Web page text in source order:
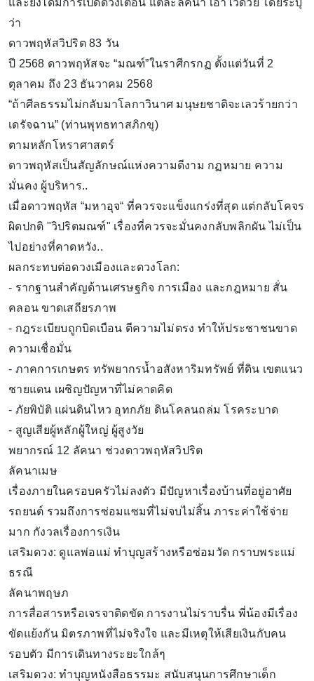
ว่า
ดาวพฤหัสวิปริต 83 วัน
ปี 2568 ดาวพฤหัสจะ “มณฑ์”ในราศีกรกฏ ตั้งแต่วันที่ 2
ตุลาคม ถึง 23 ธันวาคม 2568
“ถ้าศีลธรรมไม่กลับมาโลกาวินาศ มนุษยชาติจะเลวร้ายกว่า
เดรัจฉาน” (ท่านพุทธทาสภิกขุ)
ตามหลักโหราศาสตร์
ดาวพฤหัสเป็นสัญลักษณ์แห่งความดีงาม กฏหมาย ความ
มั่นคง ผู้บริหาร..
เมื่อดาวพฤหัส “มหาอุจ“ ที่ควรจะแข็งแกร่งที่สุด แต่กลับโคจร
ผิดปกติ "วิปริตมณฑ์" เรื่องที่ควรจะมั่นคงกลับพลิกผัน ไม่เป็น
ไปอย่างที่คาดหวัง..
ผลกระทบต่อดวงเมืองและดวงโลก:
- รากฐานสำคัญด้านเศรษฐกิจ การเมือง และกฎหมาย สั่น
คลอน ขาดเสถียรภาพ
- กฎระเบียบถูกบิดเบือน ตีความไม่ตรง ทำให้ประชาชนขาด
ความเชื่อมั่น
- ภาคการเกษตร ทรัพยากรน้ำอสังหาริมทรัพย์ ที่ดิน เขตแนว
ชายแดน เผชิญปัญหาที่ไม่คาดคิด
- ภัยพิบัติ แผ่นดินไหว อุทกภัย ดินโคลนถล่ม โรคระบาด
- สูญเสียผู้หลักผู้ใหญ่ ผู้สูงวัย
พยากรณ์ 12 ลัคนา ช่วงดาวพฤหัสวิปริต
ลัคนาเมษ
เรื่องภายในครอบครัวไม่ลงตัว มีปัญหาเรื่องบ้านที่อยู่อาศัย
รถยนต์ รวมถึงการซ่อมแซมที่ไม่จบไม่สิ้น ภาระค่าใช้จ่าย
มาก กังวลเรื่องการเงิน
เสริมดวง: ดูแลพ่อแม่ ทำบุญสร้างหรือซ่อมวัด กราบพระแม่
ธรณี
ลัคนาพฤษภ
การสื่อสารหรือเจรจาติดขัด การงานไม่ราบรื่น พี่น้องมีเรื่อง
ขัดแย้งกัน มิตรภาพที่ไม่จริงใจ และมีเหตุให้เสียเงินกับคน
รอบตัว มีการเดินทางระยะใกล้ๆ
เสริมดวง: ทำบุญหนังสือธรรมะ สนับสนุนการศึกษาเด็ก